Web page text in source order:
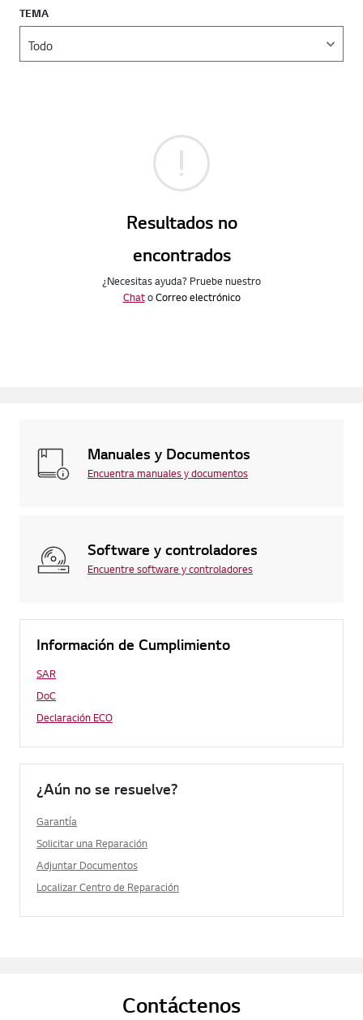
TEMA
Resultados no
encontrados
¿Necesitas ayuda? Pruebe nuestro
ChatoCorreo electrónico
Manuales y Documentos
Encuentra manuales y documentos
Software y controladores
Encuentre software y controladores
Información de Cumplimiento
SAR
DoC
Declaración ECO
¿Aún no se resuelve?
Garantía
Solicitar una Reparación
Adjuntar Documentos
Localizar Centro de Reparación
Contáctenos